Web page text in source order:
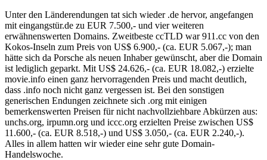
Unter den Länderendungen tat sich wieder .de hervor, angefangen
mit eingangstür.de zu EUR 7.500,- und vier weiteren
erwähnenswerten Domains. Zweitbeste ccTLD war 911.cc von den
Kokos-Inseln zum Preis von US$ 6.900,- (ca. EUR 5.067,-); man
hätte sich da Porsche als neuen Inhaber gewünscht, aber die Domain
ist lediglich geparkt. Mit US$ 24.626,- (ca. EUR 18.082,-) erzielte
movie.info einen ganz hervorragenden Preis und macht deutlich,
dass .info noch nicht ganz vergessen ist. Bei den sonstigen
generischen Endungen zeichnete sich .org mit einigen
bemerkenswerten Preisen für nicht nachvollziehbare Abkürzen aus:
unchs.org, irpumn.org und iccc.org erzielten Preise zwischen US$
11.600,- (ca. EUR 8.518,-) und US$ 3.050,- (ca. EUR 2.240,-).
Alles in allem hatten wir wieder eine sehr gute Domain-
Handelswoche.